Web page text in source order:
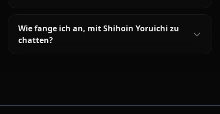
Wie fange ich an, mit Shihoin Yoruichi zu
chatten?